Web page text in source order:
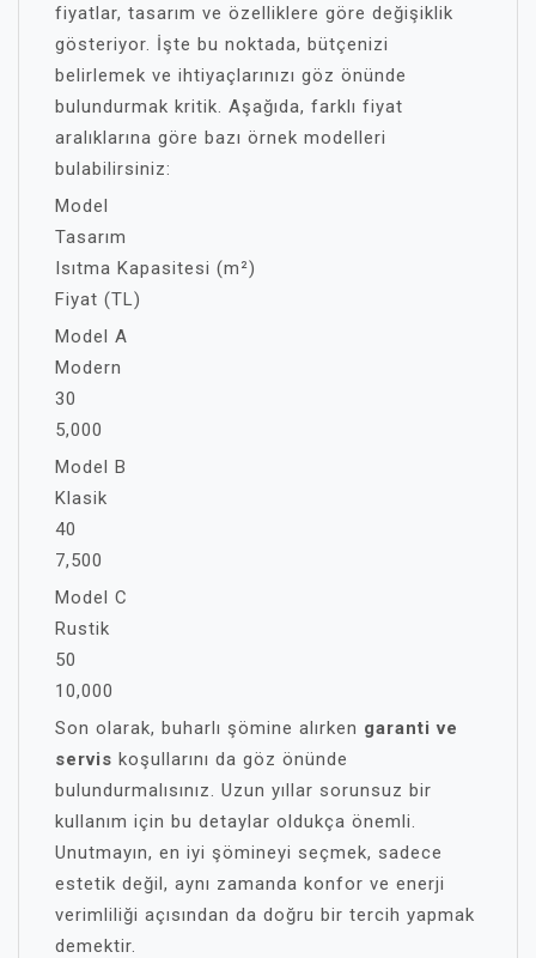
fiyatlar, tasarım ve özelliklere göre değişiklik
gösteriyor. İşte bu noktada, bütçenizi
belirlemek ve ihtiyaçlarınızı göz önünde
bulundurmak kritik. Aşağıda, farklı fiyat
aralıklarına göre bazı örnek modelleri
bulabilirsiniz:
Model
Tasarım
Isıtma Kapasitesi (m²)
Fiyat (TL)
Model A
Modern
30
5,000
Model B
Klasik
40
7,500
Model C
Rustik
50
10,000
Son olarak, buharlı şömine alırken garanti ve
servis koşullarını da göz önünde
bulundurmalısınız. Uzun yıllar sorunsuz bir
kullanım için bu detaylar oldukça önemli.
Unutmayın, en iyi şömineyi seçmek, sadece
estetik değil, aynı zamanda konfor ve enerji
verimliliği açısından da doğru bir tercih yapmak
demektir.